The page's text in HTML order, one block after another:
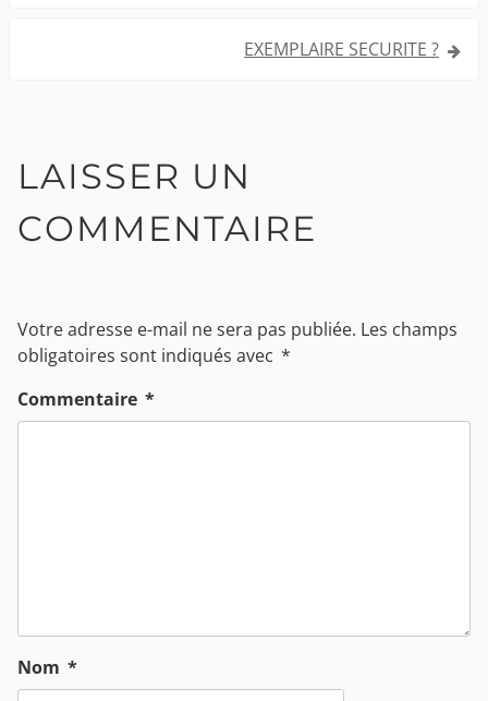
EXEMPLAIRE SECURITE ?
LAISSER UN
COMMENTAIRE
Votre adresse e-mail ne sera pas publiée. Les champs
obligatoires sont indiqués avec *
Commentaire *
Nom *